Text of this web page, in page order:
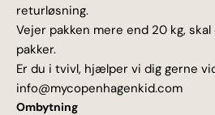
returløsning.
Vejer pakken mere end 20 kg,
pakker.
Er du i tvivl, hjælper vi dig gerne
info@mycopenhagenkid.com
Ombytning